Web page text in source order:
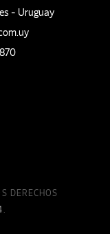
- Uruguay
DERECHOS
.